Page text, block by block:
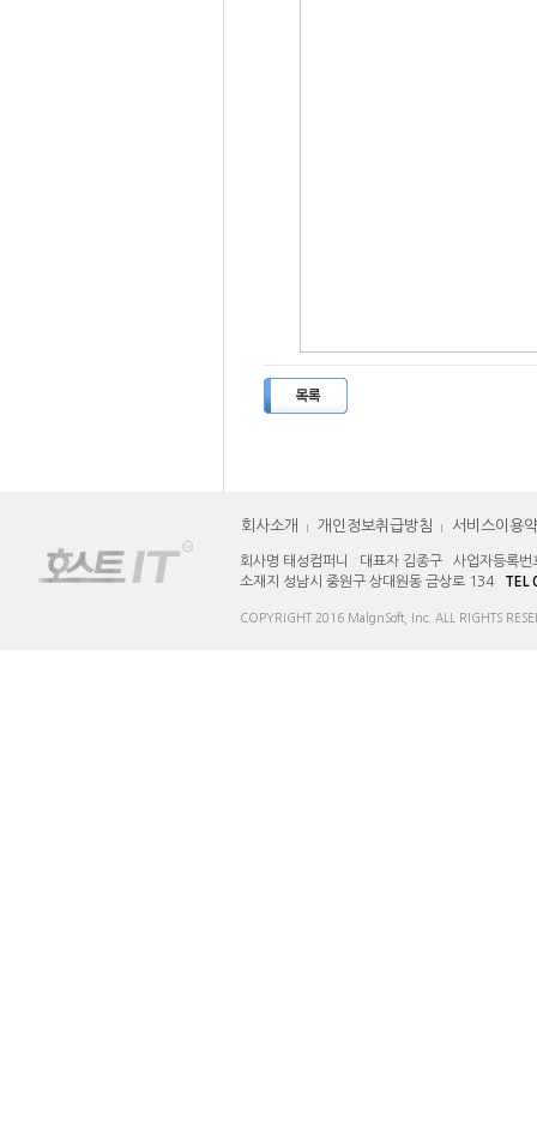
회사소개 개인정보취급방침 서비스이용
회사명 태성컴퍼니 대표자 김종구 사업자등록
소재지 성남시 중원구 상대원동 금상로 134 TEL
COPYRIGHT 2016 MalgnSoft, Inc. ALL RIGHTS